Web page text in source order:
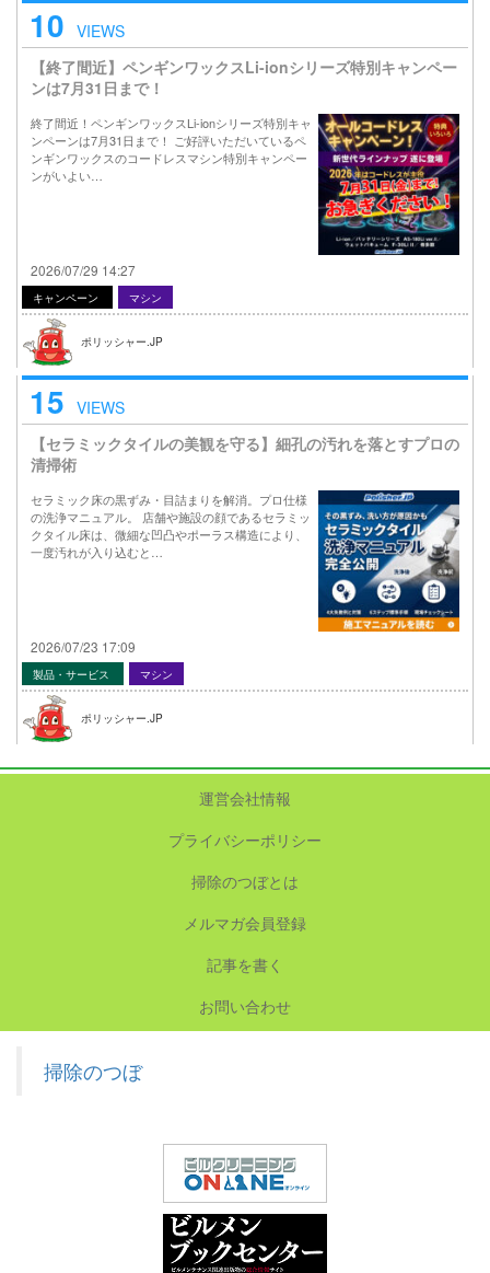
10 VIEWS
【終了間近】ペンギンワックスLi-ionシリーズ特別キャンペー
ンは7月31日まで！
終了間近！ペンギンワックスLi-ionシリーズ特別キャ
ンペーンは7月31日まで！ ご好評いただいているペ
ンギンワックスのコードレスマシン特別キャンペー
ンがいよい…
2026/07/29 14:27
キャンペーン マシン
ポリッシャー.JP
15 VIEWS
【セラミックタイルの美観を守る】細孔の汚れを落とすプロの
清掃術
セラミック床の黒ずみ・目詰まりを解消。プロ仕様
の洗浄マニュアル。 店舗や施設の顔であるセラミッ
クタイル床は、微細な凹凸やポーラス構造により、
一度汚れが入り込むと…
2026/07/23 17:09
製品・サービス マシン
ポリッシャー.JP
運営会社情報
プライバシーポリシー
掃除のつぼとは
メルマガ会員登録
記事を書く
お問い合わせ
掃除のつぼ